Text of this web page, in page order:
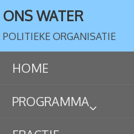
ONS WATER
POLITIEKE ORGANISATIE
HOME
PROGRAMMA